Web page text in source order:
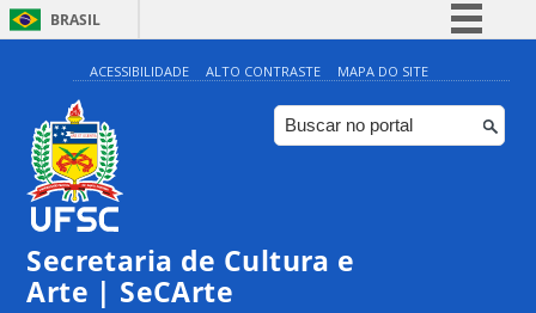
BRASIL
Simplifique!
Comunica BR
Participe
ACESSIBILIDADE ALTO CONTRASTE MAPA DO SITE
Secretaria de Cultura e
Arte | SeCArte